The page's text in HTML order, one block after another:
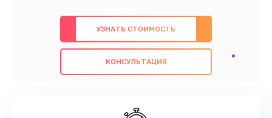
предлагаем быстрый и качественный ремонт с
использованием оригинальных компонентов, а
также гарантируем качество всех
проведенных работ. Наша цель - предоставить
наилучшим образом. Не медлите записаться на
УЗНАТЬ СТОИМОСТЬ
КОНСУЛЬТАЦИЯ